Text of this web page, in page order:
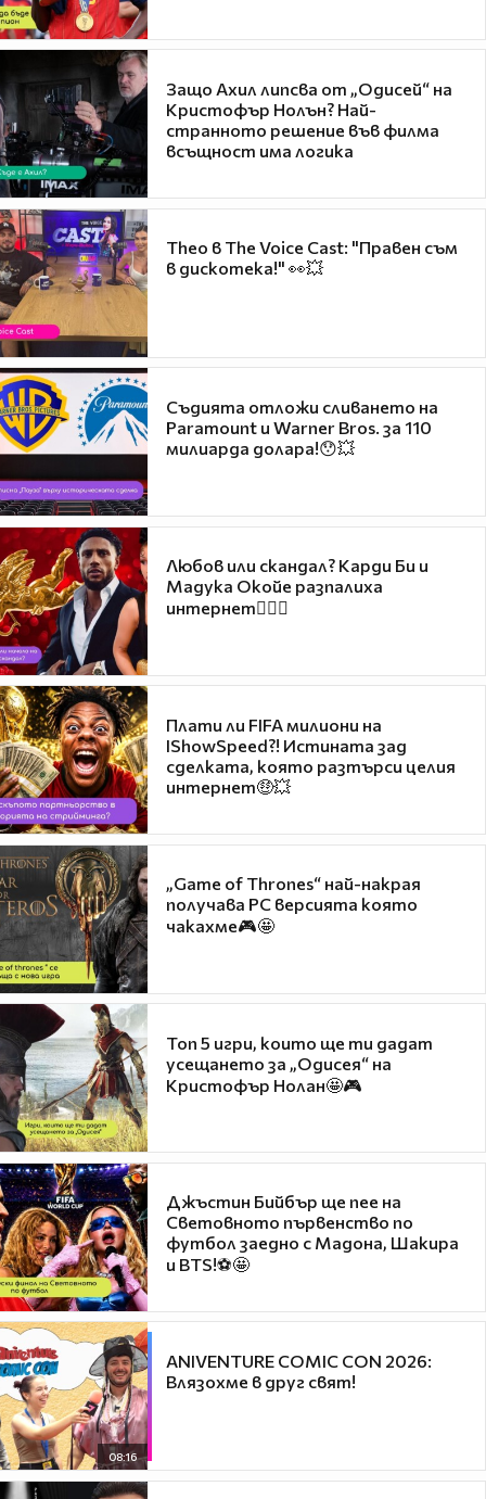
Защо Ахил липсва от „Одисей“ на
Кристофър Нолън? Най-
странното решение във филма
всъщност има логика
Theo в The Voice Cast: "Правен съм
в дискотека!" 👀💥
Съдията отложи сливането на
Paramount и Warner Bros. за 110
милиарда долара!😯💥
Любов или скандал? Карди Би и
Мадука Окойе разпалиха
интернет❤️‍🔥🔥
Плати ли FIFA милиони на
IShowSpeed?! Истината зад
сделката, която разтърси целия
интернет🤑💥
„Game of Thrones“ най-накрая
получава PC версията която
чакахме🎮🤩
Топ 5 игри, които ще ти дадат
усещането за „Одисея“ на
Кристофър Нолан🤩🎮
Джъстин Бийбър ще пее на
Световното първенство по
футбол заедно с Мадона, Шакира
и BTS!⚽🤩
08:16
ANIVENTURE COMIC CON 2026:
Влязохме в друг свят!